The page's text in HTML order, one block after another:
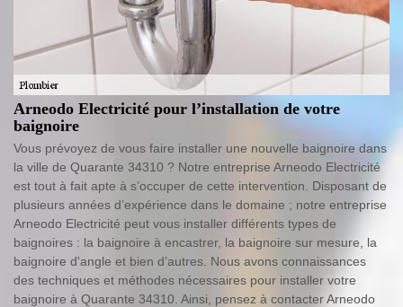
Arneodo Electricité pour l’installation de votre
baignoire
Vous prévoyez de vous faire installer une nouvelle baignoire dans
la ville de Quarante 34310 ? Notre entreprise Arneodo Electricité
est tout à fait apte à s’occuper de cette intervention. Disposant de
plusieurs années d’expérience dans le domaine ; notre entreprise
Arneodo Electricité peut vous installer différents types de
baignoires : la baignoire à encastrer, la baignoire sur mesure, la
baignoire d'angle et bien d’autres. Nous avons connaissances
des techniques et méthodes nécessaires pour installer votre
baignoire à Quarante 34310. Ainsi, pensez à contacter Arneodo